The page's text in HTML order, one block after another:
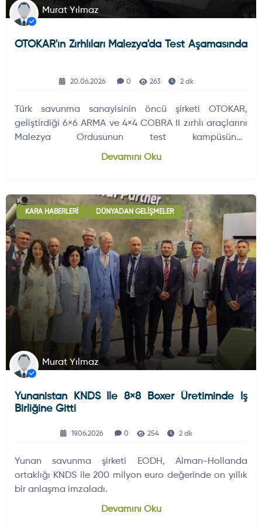
Murat Yılmaz
OTOKAR'ın Zırhlıları Malezya'da Test Aşamasında
20.06.2026 0 263 2 dk
Türk savunma sanayisinin öncü şirketi OTOKAR,
geliştirdiği 6×6 ARMA ve 4×4 COBRA II zırhlı araçlarını
Malezya Ordusunun test kampüsünde
değerlendirmeye sundu.
Devamını Oku
KARA HABERLERI DÜNYADAN GELIŞMELER
Murat Yılmaz
Yunanistan KNDS Ile 8×8 Boxer Üretiminde Iş
Birliğine Gitti
19.06.2026 0 254 2 dk
Yunan savunma şirketi EODH, Alman-Hollanda
ortaklığı KNDS ile 200 milyon euro değerinde on yıllık
bir anlaşma imzaladı.
Devamını Oku